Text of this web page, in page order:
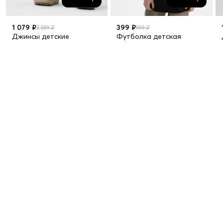
1 079 ₽3 599 ₽
Джинсы детские
399 ₽999 ₽
Футболка детская